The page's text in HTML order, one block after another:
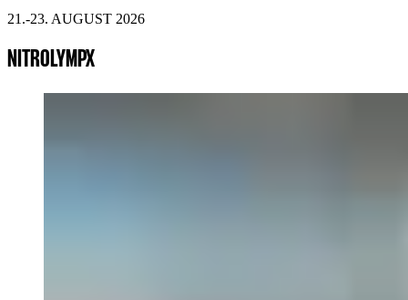
21.-23. AUGUST 2026
NITROLYMPX